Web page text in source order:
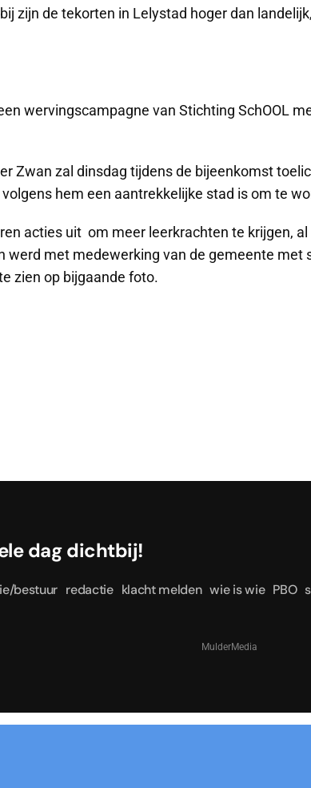
zijn de tekorten in Lelystad hoger dan
wervingscampagne van Stichting SchOOL
Zwan zal dinsdag tijdens de bijeenkomst
hem een aantrekkelijke stad is om te
acties uit om meer leerkrachten te krijgen,
werd met medewerking van de gemeente met
zien op bijgaande foto.
hele dag dichtbij!
bestuur redactie klacht melden wie is wie PBO
MulderMedia